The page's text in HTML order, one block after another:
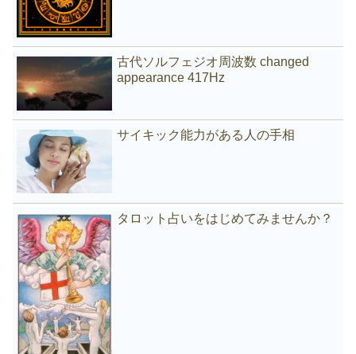
古代ソルフェジオ周波数 changed
appearance 417Hz
サイキック能力がある人の手相
タロット占いをはじめてみませんか？